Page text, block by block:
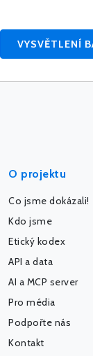
VYSVĚTLENÍ
O projektu
Co jsme dokázali!
Kdo jsme
Etický kodex
API a data
AI a MCP server
Pro média
Podpořte nás
Kontakt